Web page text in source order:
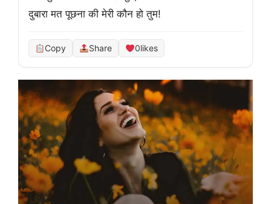
दुबारा मत पूछना की मेरी कौन हो तुम!
Copy Share 0likes